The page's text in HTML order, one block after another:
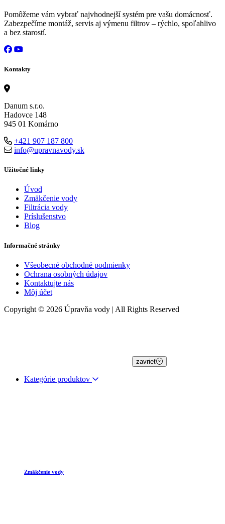
Pomôžeme vám vybrať najvhodnejší systém pre vašu domácnosť.
Zabezpečíme montáž, servis aj výmenu filtrov – rýchlo, spoľahlivo
a bez starostí.
Kontakty
Danum s.r.o.
Hadovce 148
945 01 Komárno
+421 907 187 800
info@upravnavody.sk
Užitočné linky
Úvod
Zmäkčenie vody
Filtrácia vody
Príslušenstvo
Blog
Informačné stránky
Všeobecné obchodné podmienky
Ochrana osobných údajov
Kontaktujte nás
Môj účet
Copyright © 2026 Úpravňa vody | All Rights Reserved
zavrieť
Kategórie produktov
Zmäkčenie vody